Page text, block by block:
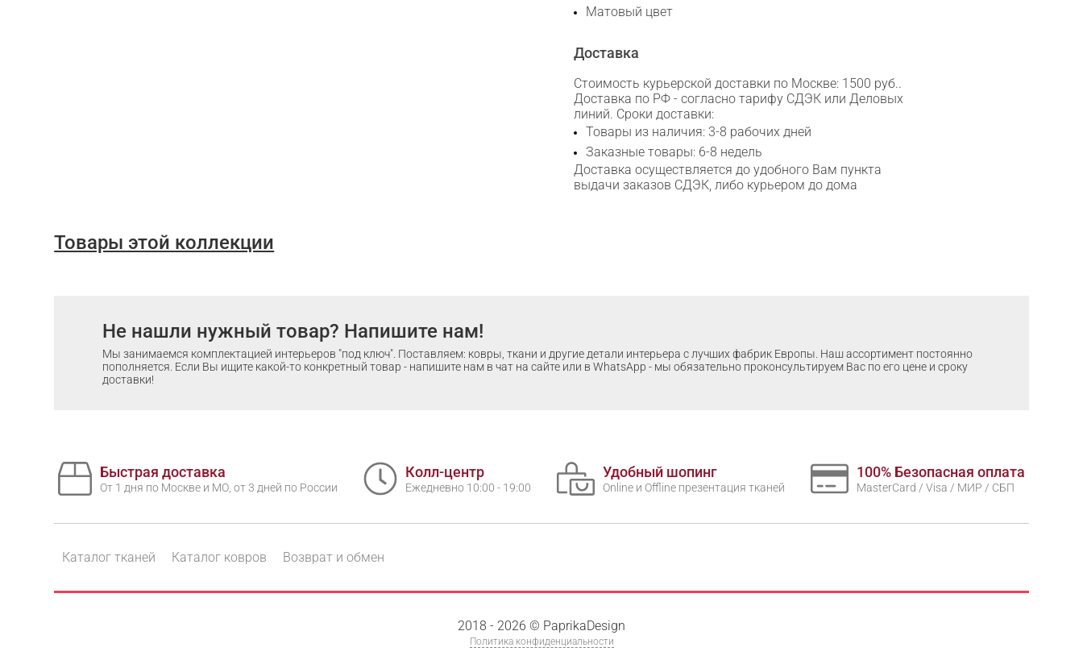
Матовый цвет
Доставка
Стоимость курьерской доставки по Москве: 1500 руб..
Доставка по РФ - согласно тарифу СДЭК или Деловых
линий. Сроки доставки:
Товары из наличия: 3-8 рабочих дней
Заказные товары: 6-8 недель
Доставка осуществляется до удобного Вам пункта
выдачи заказов СДЭК, либо курьером до дома
Товары этой коллекции
Не нашли нужный товар? Напишите нам!
Мы занимаемся комплектацией интерьеров "под ключ". Поставляем: ковры, ткани и другие детали интерьера с лучших фабрик Европы. Наш ассортимент постоянно
пополняется. Если Вы ищите какой-то конкретный товар - напишите нам в чат на сайте или в WhatsApp - мы обязательно проконсультируем Вас по его цене и сроку
доставки!
Быстрая доставка
От 1 дня по Москве и МО, от 3 дней по России
Колл-центр
Ежедневно 10:00 - 19:00
Удобный шопинг
Online и Offline презентация тканей
100% Безопасная оплата
MasterCard / Visa / МИР / СБП
Каталог тканей Каталог ковров Возврат и обмен
2018 - 2026 © PaprikaDesign
Политика конфиденциальности